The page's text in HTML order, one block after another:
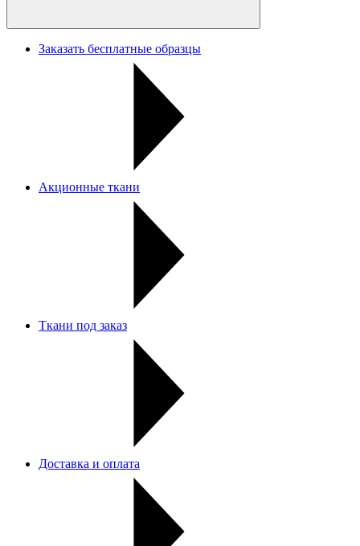
Заказать бесплатные образцы
Акционные ткани
Ткани под заказ
Доставка и оплата